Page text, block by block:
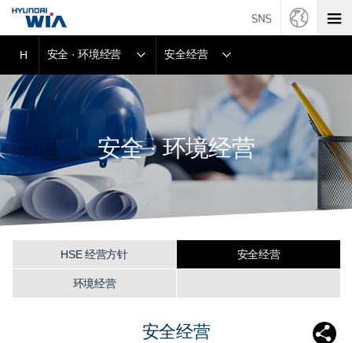
安全 · 环境经营
H 安全 · 环境经营 安全经营
HSE 经营方针 安全经营
环境经营
安全经营